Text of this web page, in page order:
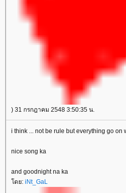
) 31 กรกฎาคม 2548 3:50:35 น.
i think ... not be rule but everything go on
nice song ka
and goodnight na ka
ดย: iNt_GaL